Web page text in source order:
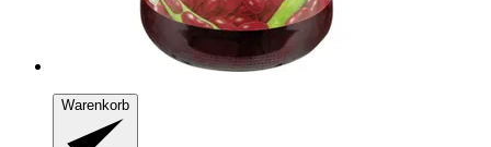
Warenkorb